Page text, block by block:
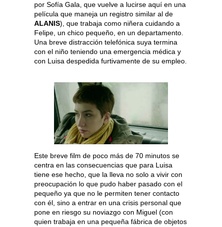
por Sofía Gala, que vuelve a lucirse aquí en una
película que maneja un registro similar al de
ALANIS), que trabaja como niñera cuidando a
Felipe, un chico pequeño, en un departamento.
Una breve distracción telefónica suya termina
con el niño teniendo una emergencia médica y
con Luisa despedida furtivamente de su empleo.
Este breve film de poco más de 70 minutos se
centra en las consecuencias que para Luisa
tiene ese hecho, que la lleva no solo a vivir con
preocupación lo que pudo haber pasado con el
pequeño ya que no le permiten tener contacto
con él, sino a entrar en una crisis personal que
pone en riesgo su noviazgo con Miguel (con
quien trabaja en una pequeña fábrica de objetos